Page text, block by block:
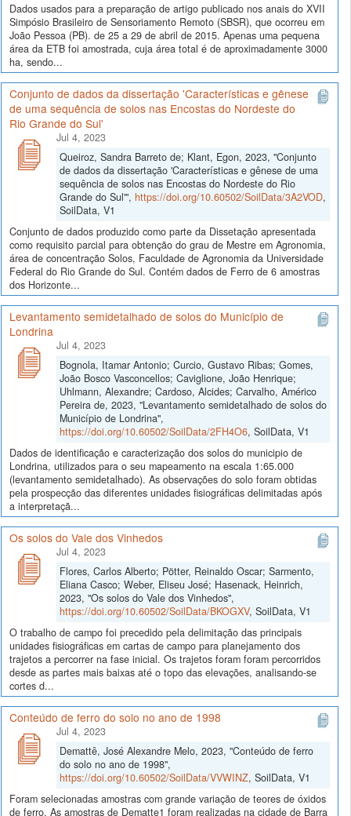
Dados usados para a preparação de artigo publicado nos anais do XVII
Simpósio Brasileiro de Sensoriamento Remoto (SBSR), que ocorreu em
João Pessoa (PB). de 25 a 29 de abril de 2015. Apenas uma pequena
área da ETB foi amostrada, cuja área total é de aproximadamente 3000
ha, sendo...
Conjunto de dados da dissertação 'Características e gênese
de uma sequência de solos nas Encostas do Nordeste do
Rio Grande do Sul'
Jul 4, 2023
Queiroz, Sandra Barreto de; Klant, Egon, 2023, "Conjunto
de dados da dissertação 'Características e gênese de uma
sequência de solos nas Encostas do Nordeste do Rio
Grande do Sul'", https://doi.org/10.60502/SoilData/3A2VOD,
SoilData, V1
Conjunto de dados produzido como parte da Dissetação apresentada
como requisito parcial para obtenção do grau de Mestre em Agronomia,
área de concentração Solos, Faculdade de Agronomia da Universidade
Federal do Rio Grande do Sul. Contém dados de Ferro de 6 amostras
dos Horizonte...
Levantamento semidetalhado de solos do Município de
Londrina
Jul 4, 2023
Bognola, Itamar Antonio; Curcio, Gustavo Ribas; Gomes,
João Bosco Vasconcellos; Caviglione, João Henrique;
Uhlmann, Alexandre; Cardoso, Alcides; Carvalho, Américo
Pereira de, 2023, "Levantamento semidetalhado de solos do
Município de Londrina",
https://doi.org/10.60502/SoilData/2FH4O6, SoilData, V1
Dados de identificação e caracterização dos solos do municipio de
Londrina, utilizados para o seu mapeamento na escala 1:65.000
(levantamento semidetalhado). As observações do solo foram obtidas
pela prospecção das diferentes unidades fisiográficas delimitadas após
a interpretaçã...
Os solos do Vale dos Vinhedos
Jul 4, 2023
Flores, Carlos Alberto; Pötter, Reinaldo Oscar; Sarmento,
Eliana Casco; Weber, Eliseu José; Hasenack, Heinrich,
2023, "Os solos do Vale dos Vinhedos",
https://doi.org/10.60502/SoilData/BKOGXV, SoilData, V1
O trabalho de campo foi precedido pela delimitação das principais
unidades fisiográficas em cartas de campo para planejamento dos
trajetos a percorrer na fase inicial. Os trajetos foram foram percorridos
desde as partes mais baixas até o topo das elevações, analisando-se
cortes d...
Conteúdo de ferro do solo no ano de 1998
Jul 4, 2023
Demattê, José Alexandre Melo, 2023, "Conteúdo de ferro
do solo no ano de 1998",
https://doi.org/10.60502/SoilData/VVWINZ, SoilData, V1
Foram selecionadas amostras com grande variação de teores de óxidos
de ferro. As amostras de Dematte1 foram realizadas na cidade de Barra